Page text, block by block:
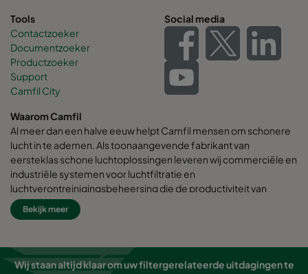
Tools
Contactzoeker
Documentzoeker
Productzoeker
Support
Camfil City
Social media
Waarom Camfil
Al meer dan een halve eeuw helpt Camfil mensen om schonere
lucht in te ademen. Als toonaangevende fabrikant van
eersteklas schone luchtoplossingen leveren wij commerciële en
industriële systemen voor luchtfiltratie en
luchtverontreinigingsbeheersing die de productiviteit van
werknemers en apparatuur verbeteren, het energieverbruik
minimaliseren en de menselijke gezondheid en het milieu ten
Wij zijn ervan overtuigd dat de beste oplossingen voor onze
klanten ook de beste oplossingen voor onze planeet zijn.
Bekijk meer
Wij staan altijd klaar om uw filtergerelateerde uitdagingen te